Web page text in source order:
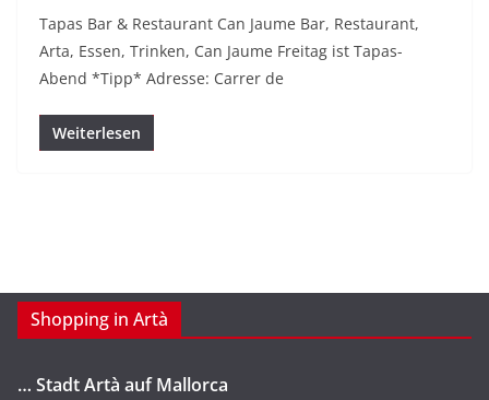
Tapas Bar & Restaurant Can Jaume Bar, Restaurant,
Arta, Essen, Trinken, Can Jaume Freitag ist Tapas-
Abend *Tipp* Adresse: Carrer de
Weiterlesen
Shopping in Artà
… Stadt Artà auf Mallorca